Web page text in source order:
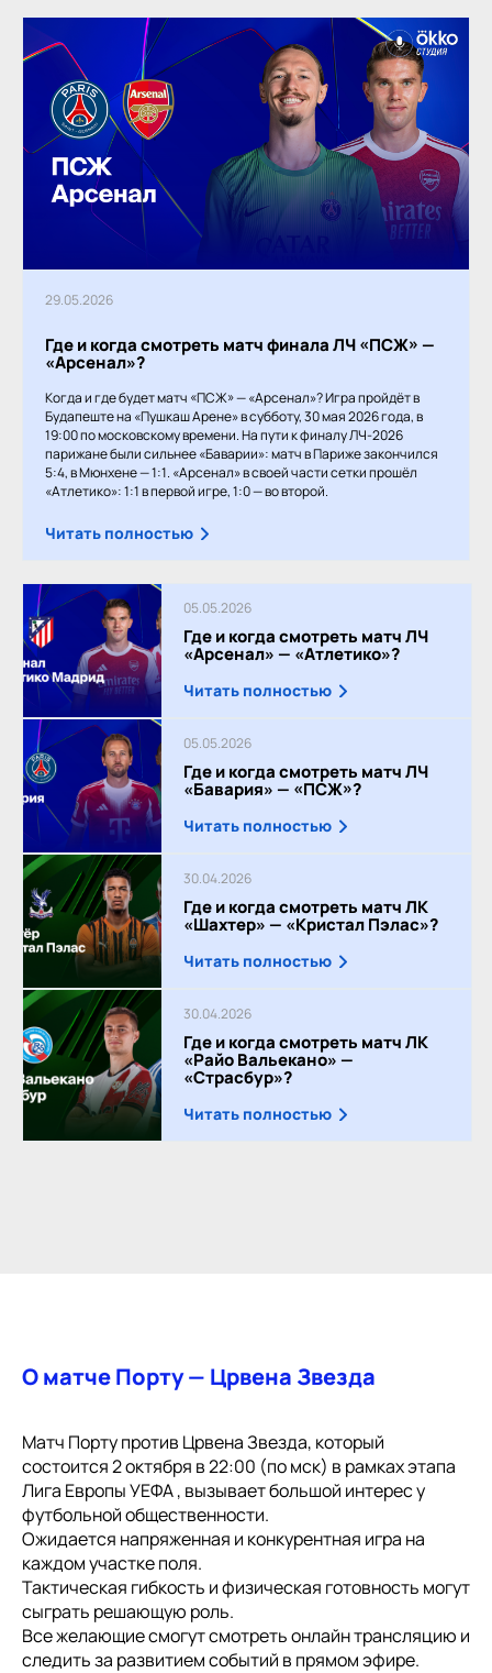
29.05.2026
Где и когда смотреть матч финала ЛЧ «ПСЖ» —
«Арсенал»?
Когда и где будет матч «ПСЖ» — «Арсенал»? Игра пройдёт в
Будапеште на «Пушкаш Арене» в субботу, 30 мая 2026 года, в
19:00 по московскому времени. На пути к финалу ЛЧ-2026
парижане были сильнее «Баварии»: матч в Париже закончился
5:4, в Мюнхене — 1:1. «Арсенал» в своей части сетки прошёл
«Атлетико»: 1:1 в первой игре, 1:0 — во второй.
Читать полностью
05.05.2026
Где и когда смотреть матч ЛЧ
«Арсенал» — «Атлетико»?
Читать полностью
05.05.2026
Где и когда смотреть матч ЛЧ
«Бавария» — «ПСЖ»?
Читать полностью
30.04.2026
Где и когда смотреть матч ЛК
«Шахтер» — «Кристал Пэлас»?
Читать полностью
30.04.2026
Где и когда смотреть матч ЛК
«Райо Вальекано» —
«Страсбур»?
Читать полностью
О матче Порту — Црвена Звезда
Матч Порту против Црвена Звезда, который
состоится 2 октября в 22:00 (по мск) в рамках этапа
Лига Европы УЕФА , вызывает большой интерес у
футбольной общественности.
Ожидается напряженная и конкурентная игра на
каждом участке поля.
Тактическая гибкость и физическая готовность могут
сыграть решающую роль.
Все желающие смогут смотреть онлайн трансляцию и
следить за развитием событий в прямом эфире.